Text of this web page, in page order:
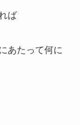
ば
あたって何に